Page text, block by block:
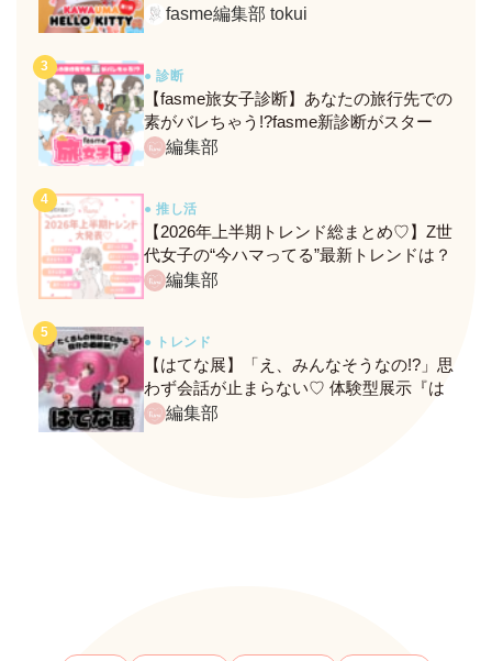
定メニュー＆グッズをレポ！
fasme編集部 tokui
● 診断
【fasme旅女子診断】あなたの旅行先での
素がバレちゃう!?fasme新診断がスター
ト！編集部
● 推し活
【2026年上半期トレンド総まとめ♡】Z世
代女子の“今ハマってる”最新トレンドは？
ネクストバズ予報もチェック♪
編集部
● トレンド
【はてな展】「え、みんなそうなの!?」思
わず会話が止まらない♡ 体験型展示『は
てな展』に行ってきたレポ
編集部